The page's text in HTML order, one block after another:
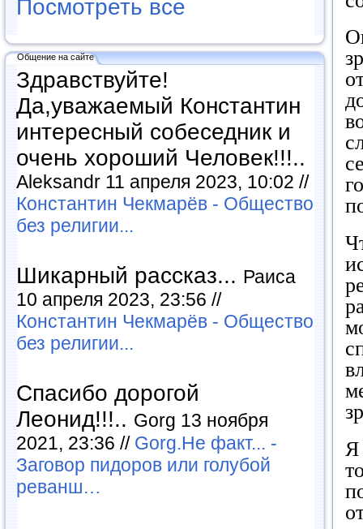
Посмотреть все
Общение на сайте
Здравствуйте!
Да,уважаемый Константин
интересный собеседник и
очень хороший Человек!!!..
Aleksandr 11 апреля 2023, 10:02 //
Константин Чекмарёв - Общество
без религии...
Шикарный рассказ... Раиса
10 апреля 2023, 23:56 //
Константин Чекмарёв - Общество
без религии...
Спасибо дорогой
Леонид!!!.. Gorg 13 ноября
2021, 23:36 // Gorg.Не факт... -
Заговор пидоров или голубой
реванш…
Я